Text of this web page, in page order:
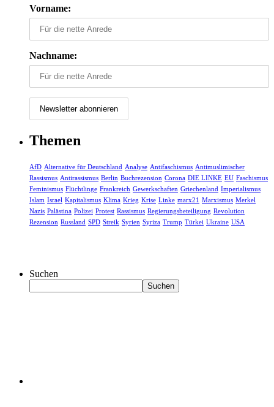
Vorname:
Nachname:
Themen
AfD Alternative für Deutschland Analyse Antifaschismus Antimuslimischer
Rassismus Antirassismus Berlin Buchrezension Corona DIE LINKE EU Faschismus
Feminismus Flüchtlinge Frankreich Gewerkschaften Griechenland Imperialismus
Islam Israel Kapitalismus Klima Krieg Krise Linke marx21 Marxismus Merkel
Nazis Palästina Polizei Protest Rassismus Regierungsbeteiligung Revolution
Rezension Russland SPD Streik Syrien Syriza Trump Türkei Ukraine USA
Suchen
Suchen